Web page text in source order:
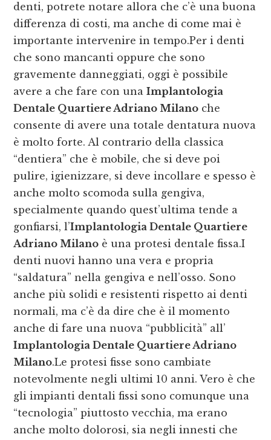
denti, potrete notare allora che c’è una buona
differenza di costi, ma anche di come mai è
importante intervenire in tempo.Per i denti
che sono mancanti oppure che sono
gravemente danneggiati, oggi è possibile
avere a che fare con unaImplantologia
Dentale Quartiere Adriano Milano che
consente di avere una totale dentatura nuova
è molto forte. Al contrario della classica
“dentiera” che è mobile, che si deve poi
pulire, igienizzare, si deve incollare e spesso è
anche molto scomoda sulla gengiva,
specialmente quando quest’ultima tende a
gonfiarsi, l’Implantologia Dentale Quartiere
Adriano Milano è una protesi dentale fissa.I
denti nuovi hanno una vera e propria
“saldatura” nella gengiva e nell’osso. Sono
anche più solidi e resistenti rispetto ai denti
normali, ma c’è da dire che è il momento
anche di fare una nuova “pubblicità” all’
Implantologia Dentale Quartiere Adriano
Milano.Le protesi fisse sono cambiate
notevolmente negli ultimi 10 anni. Vero è che
gli impianti dentali fissi sono comunque una
“tecnologia” piuttosto vecchia, ma erano
anche molto dolorosi, sia negli innesti che